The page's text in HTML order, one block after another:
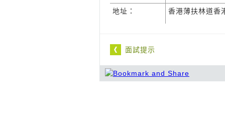
地址：
香港薄扶林道香
面試提示